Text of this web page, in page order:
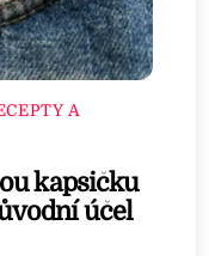
A
kapsičku
účel